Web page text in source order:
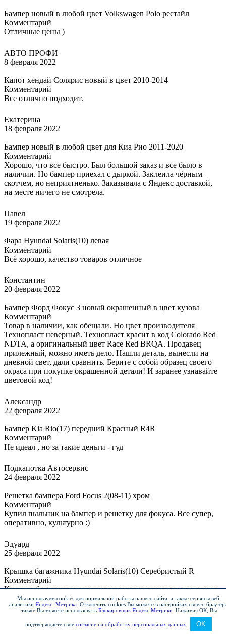
Бампер новый в любой цвет Volkswagen Polo рестайл
Комментарий
Отличные цены )
АВТО ПРОФИ
8 февраля 2022
Капот хендай Солярис новый в цвет 2010-2014
Комментарий
Все отлично подходит.
Екатерина
18 февраля 2022
Бампер новый в любой цвет для Киа Рио 2011-2020
Комментарий
Хорошо, что все быстро. Был большой заказ и все было в
наличии. Но бампер приехал с дыркой. Заклеила чёрным
скотчем, но неприятненько. Заказывала с Яндекс доставкой,
на месте ничего не смотрела.
Павел
19 февраля 2022
Фара Hyundai Solaris(10) левая
Комментарий
Всё хорошо, качество товаров отличное
Константин
20 февраля 2022
Бампер Форд Фокус 3 новый окрашенный в цвет кузова
Комментарий
Товар в наличии, как обещали. Но цвет производителя
Технопласт неверный. Технопласт красит в код Colorado Red
NDTA, а оригинальный цвет Race Red BRQA. Продавец
прилежный, можно иметь дело. Нашли деталь, вынесли на
дневной свет, дали сравнить. Берите с собой образец своего
окраса при покупке окрашенной детали! И заранее узнавайте
цветовой код!
Александр
22 февраля 2022
Бампер Kia Rio(17) передний Красный R4R
Комментарий
Не идеал , но за такие деньги - гуд
Подкапотка Автосервис
24 февраля 2022
Решетка бампера Ford Focus 2(08-11) хром
Комментарий
Купил пыльник на бампер и решетку для фокуса. Все супер,
оперативно, культурно :)
Эдуард
25 февраля 2022
Крышка багажника Hyundai Solaris(10) Серебристый R
Комментарий
Крышку багажника получил, полное соответствие описанию,
цвет и геометрия полностью идентична оригиналу (цена-
качество - лучшее из предложений). Товар отправлен через
ТК, был качественно и надёжно упакован, что немаловажно
для доставки в 5000км. В общем продавец достойный,
Мы используем cookies для нормальной работы нашего сайта, а также сервисы веб-
аналитики Яндекс. Метрика Отключить cookies Вы можете в настройках своего
также Вы можете использовать Блокировщик Яндекс Метрики Нажимая ОК, Вы
подтверждаете свое согласие на обработку персональных данных OK